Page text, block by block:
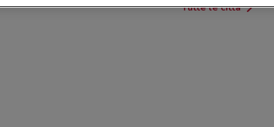
Tutte le città